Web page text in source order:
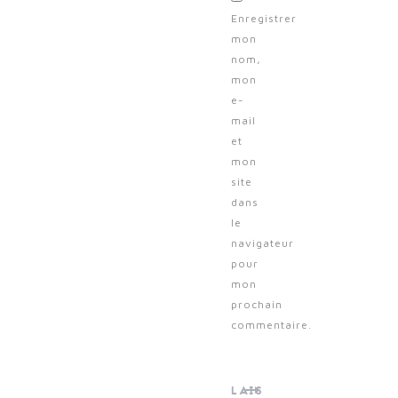
Enregistrer
mon
nom,
mon
e-
mail
et
mon
site
dans
le
navigateur
pour
mon
prochain
commentaire.